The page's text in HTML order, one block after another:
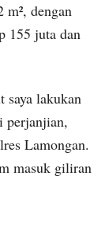
m², dengan
155 juta dan
saya lakukan
perjanjian,
Lamongan.
masuk giliran